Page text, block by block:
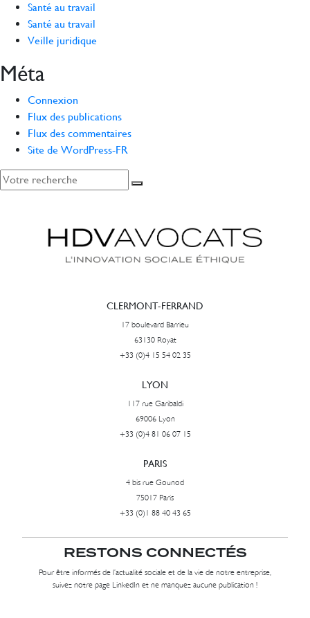
Santé au travail
Santé au travail
Veille juridique
Méta
Connexion
Flux des publications
Flux des commentaires
Site de WordPress-FR
CLERMONT-FERRAND
17 boulevard Barrieu
63130 Royat
+33 (0)4 15 54 02 35
LYON
117 rue Garibaldi
69006 Lyon
+33 (0)4 81 06 07 15
PARIS
4 bis rue Gounod
75017 Paris
+33 (0)1 88 40 43 65
RESTONS CONNECTÉS
Pour être informés de l’actualité sociale et de la vie de notre entreprise,
suivez notre page LinkedIn et ne manquez aucune publication !